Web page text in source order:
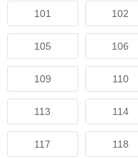
101 102
105 106
109 110
113 114
117 118